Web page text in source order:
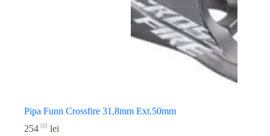
Pipa Funn Crossfire 31,8mm Ext.50mm
254 00 lei